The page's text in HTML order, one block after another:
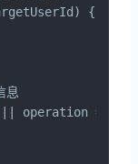
{
息
operation ===